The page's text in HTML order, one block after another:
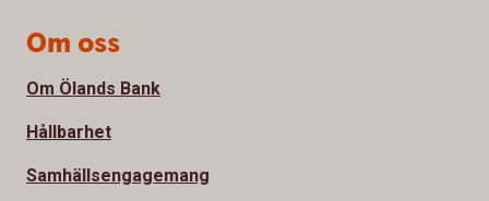
Om oss
Om Ölands Bank
Hållbarhet
Samhällsengagemang